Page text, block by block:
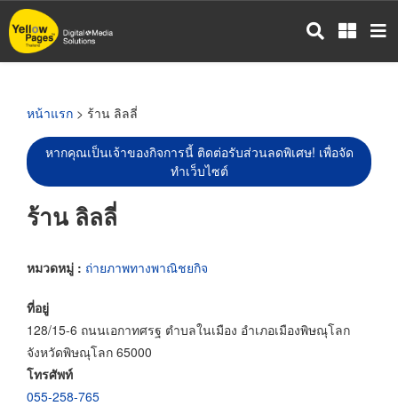
ข้าม
ไป
หน้าแรก > ร้าน ลิลลี่
หากคุณเป็นเจ้าของกิจการนี้ ติดต่อรับส่วนลดพิเศษ! เพื่อจัด
ทำเว็บไซต์
ร้าน ลิลลี่
หมวดหมู่ : ถ่ายภาพทางพาณิชยกิจ
ที่อยู่
128/15-6 ถนนเอกาทศรฐ ตำบลในเมือง อำเภอเมืองพิษณุโลก
จังหวัดพิษณุโลก 65000
โทรศัพท์
055-258-765